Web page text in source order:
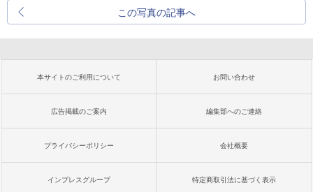
この写真の記事へ
本サイトのご利用について お問い合わせ
広告掲載のご案内 編集部へのご連絡
プライバシーポリシー 会社概要
インプレスグループ 特定商取引法に基づく表示